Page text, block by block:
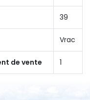
39
Vrac
de vente 1